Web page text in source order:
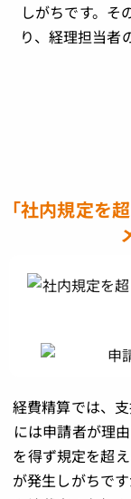
しがちです。そ
り、経理担当者
「社内規定を
経費精算では、
には申請者が理
を得ず規定を超
が発生しがちで